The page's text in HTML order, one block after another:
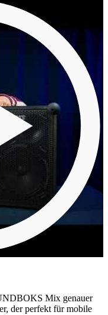
Mix genauer
der perfekt für mobile